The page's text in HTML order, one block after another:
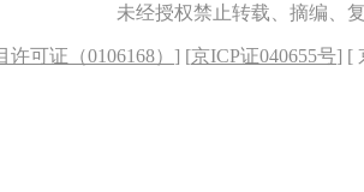
未经授权禁止转载、摘编、
可证（0106168） ] [京ICP证040655号] [